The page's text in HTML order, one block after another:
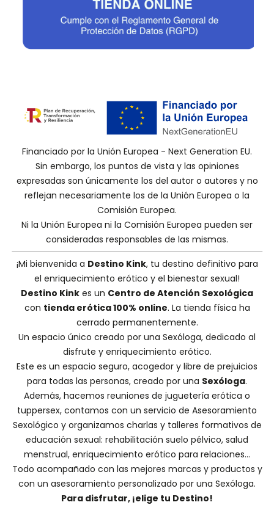
Financiado por la Unión Europea - Next Generation EU.
Sin embargo, los puntos de vista y las opiniones
expresadas son únicamente los del autor o autores y no
reflejan necesariamente los de la Unión Europea o la
Comisión Europea.
Ni la Unión Europea ni la Comisión Europea pueden ser
consideradas responsables de las mismas.
¡Mi bienvenida a Destino Kink, tu destino definitivo para
el enriquecimiento erótico y el bienestar sexual!
Destino Kink es un Centro de Atención Sexológica
con tienda erótica 100% online. La tienda física ha
cerrado permanentemente.
Un espacio único creado por una Sexóloga, dedicado al
disfrute y enriquecimiento erótico.
Este es un espacio seguro, acogedor y libre de prejuicios
para todas las personas, creado por una Sexóloga.
Además, hacemos reuniones de juguetería erótica o
tuppersex, contamos con un servicio de Asesoramiento
Sexológico y organizamos charlas y talleres formativos de
educación sexual: rehabilitación suelo pélvico, salud
menstrual, enriquecimiento erótico para relaciones...
Todo acompañado con las mejores marcas y productos y
con un asesoramiento personalizado por una Sexóloga.
Para disfrutar, ¡elige tu Destino!